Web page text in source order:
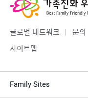
타
램
바
로
가
브
로
기
스
바
가
글로벌 네트워크 문의
사이트맵
Family Sites